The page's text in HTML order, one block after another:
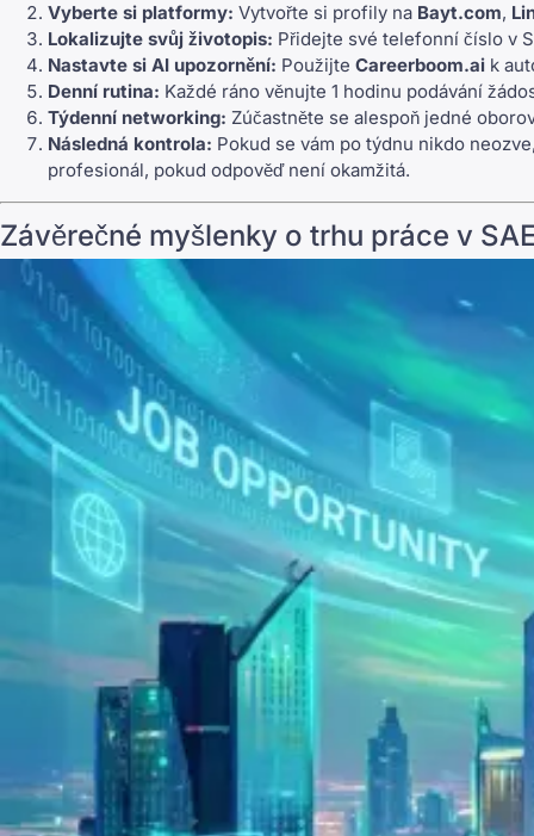
Vyberte si platformy: Vytvořte si profily na Bayt.com,
Lokalizujte svůj životopis: Přidejte své telefonní číslo v
Nastavte si AI upozornění: Použijte Careerboom.ai k
Denní rutina: Každé ráno věnujte 1 hodinu podávání
Týdenní networking: Zúčastněte se alespoň jedné
Následná kontrola: Pokud se vám po týdnu nikdo
profesionál, pokud odpověď není okamžitá.
Závěrečné myšlenky o trhu práce v